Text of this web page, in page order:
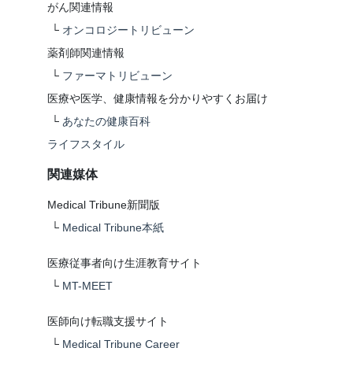
がん関連情報
└ オンコロジートリビューン
薬剤師関連情報
└ ファーマトリビューン
医療や医学、健康情報を分かりやすくお届け
└ あなたの健康百科
ライフスタイル
関連媒体
Medical Tribune新聞版
└ Medical Tribune本紙
医療従事者向け生涯教育サイト
└ MT-MEET
医師向け転職支援サイト
└ Medical Tribune Career